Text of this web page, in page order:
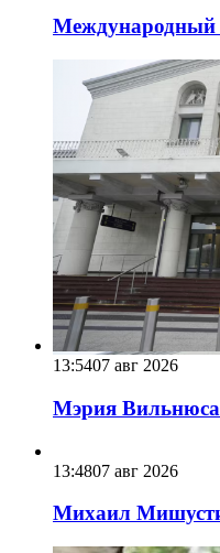
Международный
13:5407 авг 2026
Мэрия Вильнюса
13:4807 авг 2026
Михаил